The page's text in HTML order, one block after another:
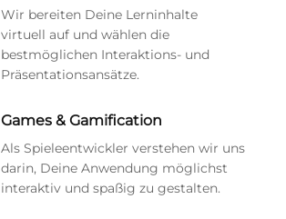
Wir bereiten Deine Lerninhalte
virtuell auf und wählen die
bestmöglichen Interaktions- und
Präsentationsansätze.
Games & Gamification
Als Spieleentwickler verstehen wir uns
darin, Deine Anwendung möglichst
interaktiv und spaßig zu gestalten.